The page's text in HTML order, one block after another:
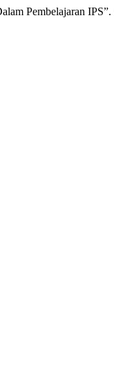
Pembelajaran IPS”.